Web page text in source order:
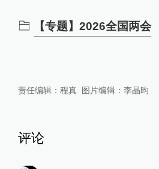
【专题】2026全国两会
责任编辑： 程真 图片编辑： 李晶昀
评论